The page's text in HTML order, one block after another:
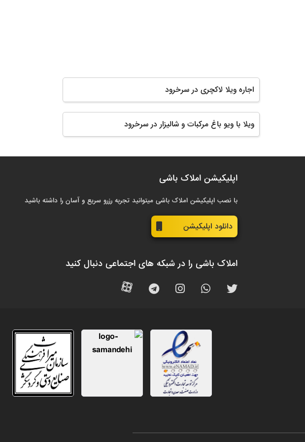
اجاره ویلا لاکچری در سرخرود
ویلا با ویو باغ مرکبات و شالیزار در سرخرود
اپلیکیشن املاک باشی
با نصب اپلیکیشن املاک باشی میتوانید تجربه رزرو سریع و آسان را داشته باشید
دانلود اپلیکیشن
املاک باشی را در شبکه های اجتماعی دنبال کنید